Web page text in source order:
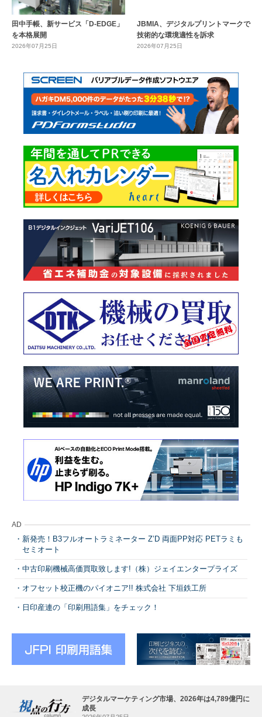
田中手帳、新サービス「D-EDGE」
を本格展開
2026年07月25日
JBMIA、デジタルプリントマークで
技術的な環境適性を訴求
2026年07月25日
AD
新発売！B3フルオートラミネーター Z’D 両面PP対応 PETラミも
セミオート
中古印刷機械高価買取致します!（株）ジェイエンタープライズ
オフセット校正機のパイオニア!! 株式会社 下垣鉄工所
日印産連の「印刷用語集」をチェック！
デジタルマーケティング市場、2026年は4,789億円に
成長